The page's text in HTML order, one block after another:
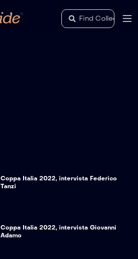
Coppa Italia 2022, intervista Federico
Tanzi
Coppa Italia 2022, intervista Giovanni
Adamo